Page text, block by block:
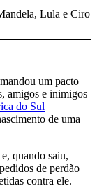
um pacto
amigos e inimigos
do Sul
de uma
quando saiu,
de perdão
contra ele.